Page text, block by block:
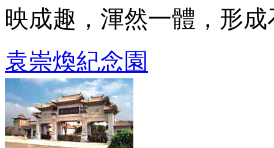
映成趣，渾然一體，形
袁崇煥紀念園